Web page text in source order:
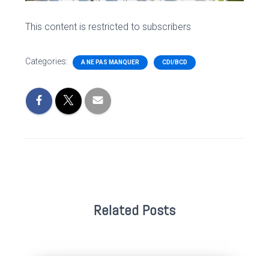
This content is restricted to subscribers
Categories: A NE PAS MANQUER CDI/BCD
Related Posts